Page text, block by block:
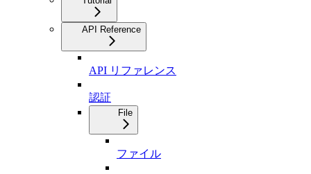
API Reference
API リファレンス
認証
File
ファイル